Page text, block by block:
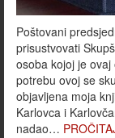
Poštovani
prisustvovati
osoba kojoj je
potrebu ovoj se
objavljena moja
Karlovca i
nadao…